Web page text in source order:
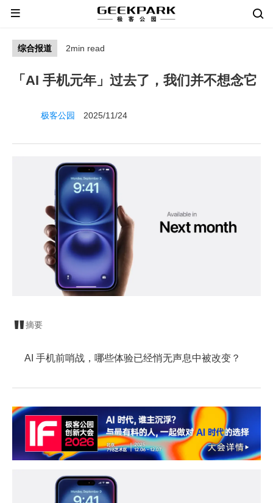
综合报道 2min read
「AI 手机元年」过去了，我们并不想念它
极客公园 2025/11/24
摘要
AI 手机前哨战，哪些体验已经悄无声息中被改变？